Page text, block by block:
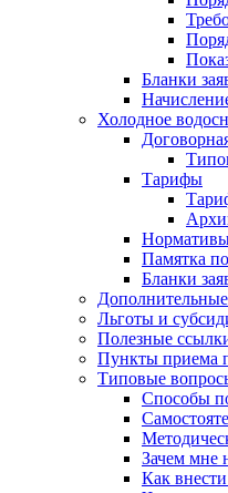
Бланки
Холодное
Тарифы
Памятка
Бланки
Льготы и
Полезные
Пункты приема
Типовые
Способы
Зачем мне
Как